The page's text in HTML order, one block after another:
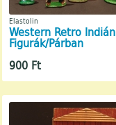
Szalagosak (65)
Elastolin
Western Retro Indián
Figurák/Párban
900 Ft